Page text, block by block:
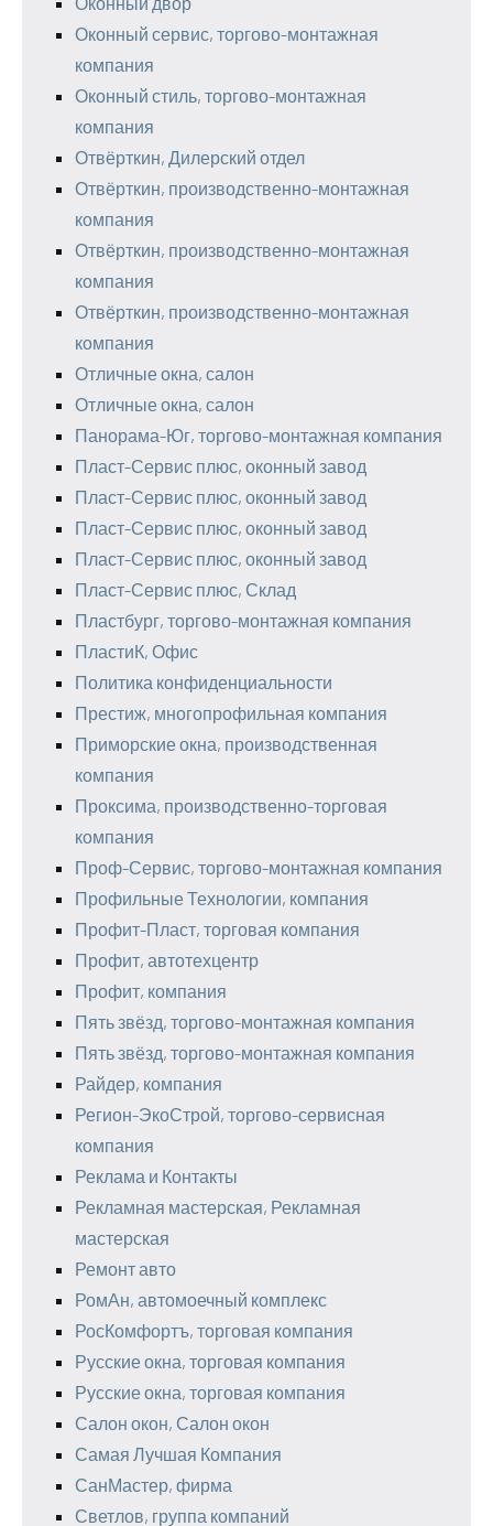
Оконный сервис, торгово-монтажная
компания
Оконный стиль, торгово-монтажная
компания
Отвёрткин, Дилерский отдел
Отвёрткин, производственно-монтажная
компания
Отвёрткин, производственно-монтажная
компания
Отвёрткин, производственно-монтажная
компания
Отличные окна, салон
Отличные окна, салон
Панорама-Юг, торгово-монтажная компания
Пласт-Сервис плюс, оконный завод
Пласт-Сервис плюс, оконный завод
Пласт-Сервис плюс, оконный завод
Пласт-Сервис плюс, оконный завод
Пласт-Сервис плюс, Склад
Пластбург, торгово-монтажная компания
ПластиК, Офис
Политика конфиденциальности
Престиж, многопрофильная компания
Приморские окна, производственная
компания
Проксима, производственно-торговая
компания
Проф-Сервис, торгово-монтажная компания
Профильные Технологии, компания
Профит-Пласт, торговая компания
Профит, автотехцентр
Профит, компания
Пять звёзд, торгово-монтажная компания
Пять звёзд, торгово-монтажная компания
Райдер, компания
Регион-ЭкоСтрой, торгово-сервисная
компания
Реклама и Контакты
Рекламная мастерская, Рекламная
мастерская
Ремонт авто
РомАн, автомоечный комплекс
РосКомфортъ, торговая компания
Русские окна, торговая компания
Русские окна, торговая компания
Салон окон, Салон окон
Самая Лучшая Компания
СанМастер, фирма
Светлов, группа компаний